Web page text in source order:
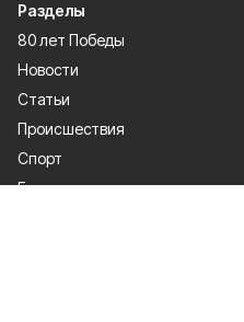
Разделы
80 лет Победы
Новости
Статьи
Происшествия
Спорт
Газета